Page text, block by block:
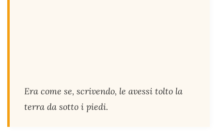
Era come se, scrivendo, le avessi tolto la
terra da sotto i piedi.